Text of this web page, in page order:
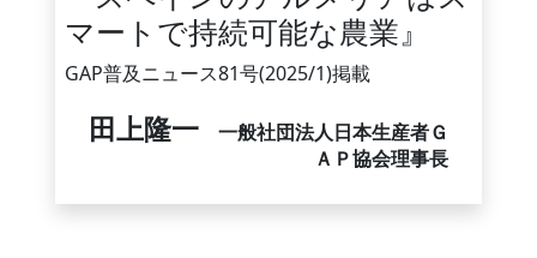
マートで持続可能な農業』
GAP普及ニュース81号(2025/1)掲載
田上隆一 一般社団法人日本生産者Ｇ
ＡＰ協会理事長